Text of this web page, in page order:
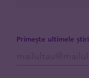
Primește ultimele